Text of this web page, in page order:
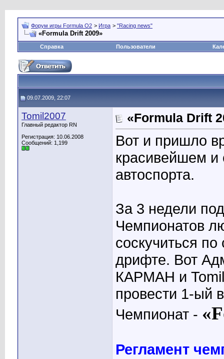
Форум игры Formula O2 > Игра > "Racing news"
«Formula Drift 2009»
Справка Пользователи
09.07.2009, 22:07
Tomil2007
Главный редактор RN
Регистрация: 10.06.2008
Сообщений: 1,199
«Formula Drift
Вот и пришло
красивейшем
автоспорта.
За 3 недели
Чемпионатов
соскучиться
дрифте. Вот
КАРМАН и
провести 1-ый
Чемпионат -
Регламент